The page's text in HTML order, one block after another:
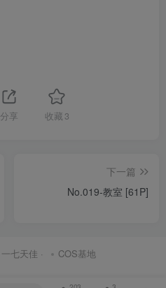
分享 收藏 3
下一篇
No.019-教室 [61P]
一七天佳 · COS基地